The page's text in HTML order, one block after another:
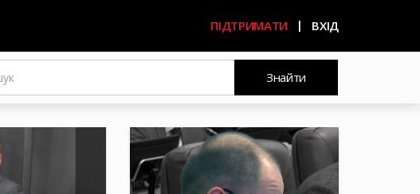
ПІДТРИМАТИ ВХІД
Знайти